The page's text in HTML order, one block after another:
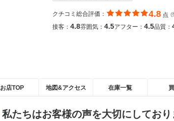
クチコミ総合評価： 4.8 点 (
接客： 4.8雰囲気： 4.5アフター： 4.5品質：
お店TOP 地図&アクセス 在庫一覧
私たちはお客様の声を大切にしており